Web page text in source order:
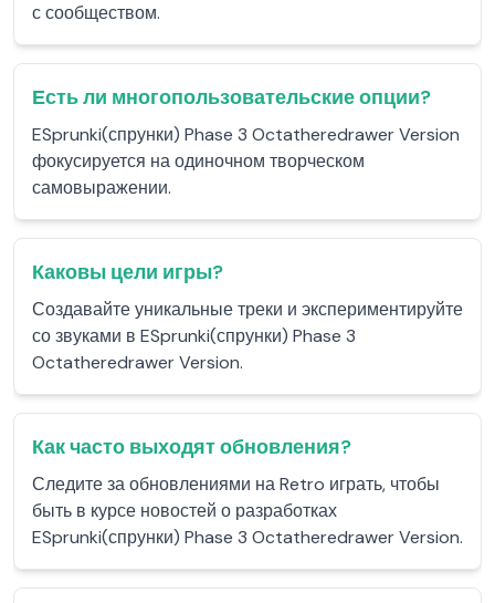
с сообществом.
Есть ли многопользовательские опции?
ESprunki(спрунки) Phase 3 Octatheredrawer Version
фокусируется на одиночном творческом
самовыражении.
Каковы цели игры?
Создавайте уникальные треки и экспериментируйте
со звуками в ESprunki(спрунки) Phase 3
Octatheredrawer Version.
Как часто выходят обновления?
Следите за обновлениями на Retro играть, чтобы
быть в курсе новостей о разработках
ESprunki(спрунки) Phase 3 Octatheredrawer Version.